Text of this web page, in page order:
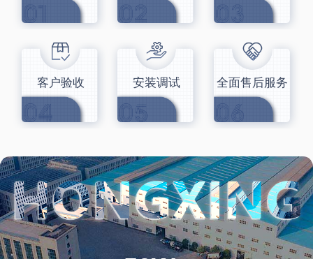
客户验收 安装调试 全面售后服务